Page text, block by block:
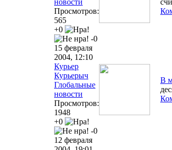
Просмотров:
565
+0
-0
15 февраля
2004, 12:10
Курьер
Курьерыч
Глобальные
новости
Просмотров:
1948
+0
-0
В
12 февраля